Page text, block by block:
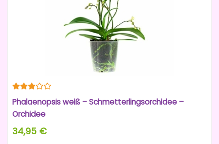
Phalaenopsis weiß – Schmetterlingsorchidee –
Orchidee
34,95 €